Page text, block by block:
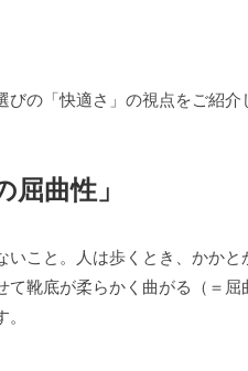
の「快適さ」の視点をご紹介
曲性」
いこと。人は歩くとき、かか
靴底が柔らかく曲がる（＝